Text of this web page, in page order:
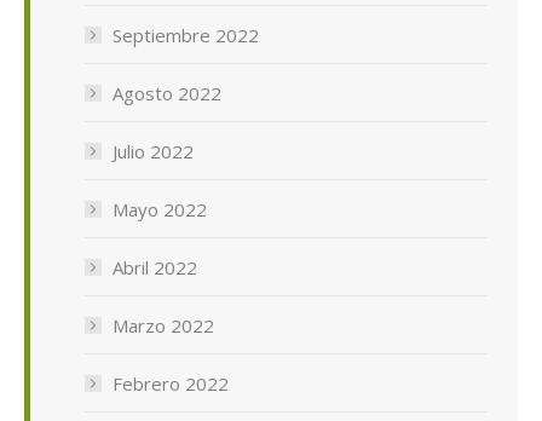
Septiembre 2022
Agosto 2022
Julio 2022
Mayo 2022
Abril 2022
Marzo 2022
Febrero 2022